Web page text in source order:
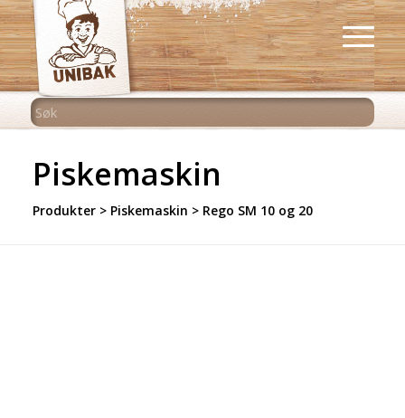
Piskemaskin
Produkter> Piskemaskin > Rego SM 10 og 20